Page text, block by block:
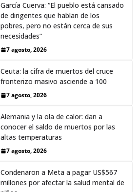
García Cuerva: “El pueblo está cansado
de dirigentes que hablan de los
pobres, pero no están cerca de sus
necesidades”
7 agosto, 2026
Ceuta: la cifra de muertos del cruce
fronterizo masivo asciende a 100
7 agosto, 2026
Alemania y la ola de calor: dan a
conocer el saldo de muertos por las
altas temperaturas
7 agosto, 2026
Condenaron a Meta a pagar US$567
millones por afectar la salud mental de